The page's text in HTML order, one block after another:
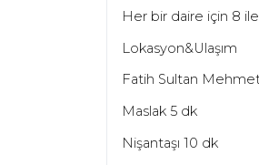
Her bir daire için 8 ile
Lokasyon&Ulaşım
Fatih Sultan
Maslak 5 dk
Nişantaşı 10 dk